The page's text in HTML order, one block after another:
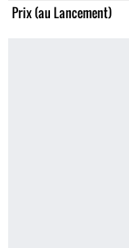
Prix (au Lancement)